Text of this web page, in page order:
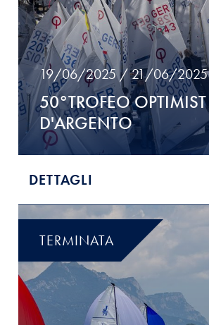
19/06/2025 / 21/06/2025
50°TROFEO OPTIMIST
D'ARGENTO
DETTAGLI
TERMINATA